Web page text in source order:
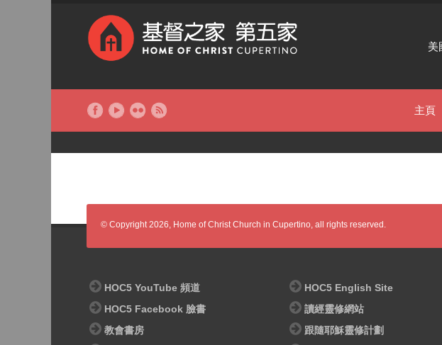
美
主頁
© Copyright 2026, Home of Christ Church in Cupertino, all rights reserved.
HOC5 YouTube 頻道
HOC5 Facebook 臉書
教會書房
HOC5 English Site
讀經靈修網站
跟隨耶穌靈修計劃